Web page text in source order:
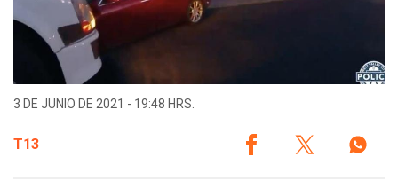
3 DE JUNIO DE 2021 - 19:48 HRS.
T13